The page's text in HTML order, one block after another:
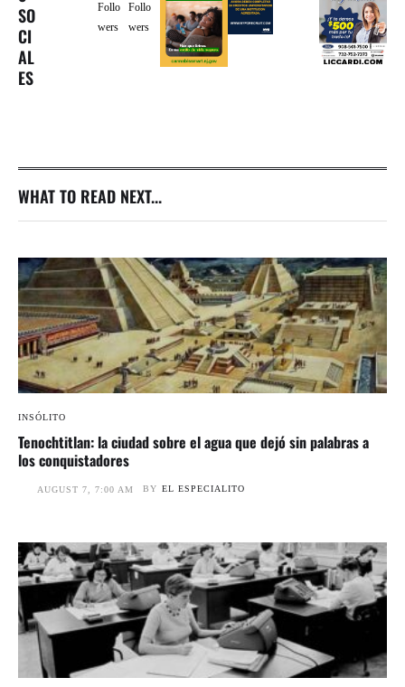
SO
CI
AL
ES
Follo
wers
Follo
wers
WHAT TO READ NEXT...
INSÓLITO
Tenochtitlan: la ciudad sobre el agua que dejó sin palabras a
los conquistadores
AUGUST 7, 7:00 AM BY EL ESPECIALITO